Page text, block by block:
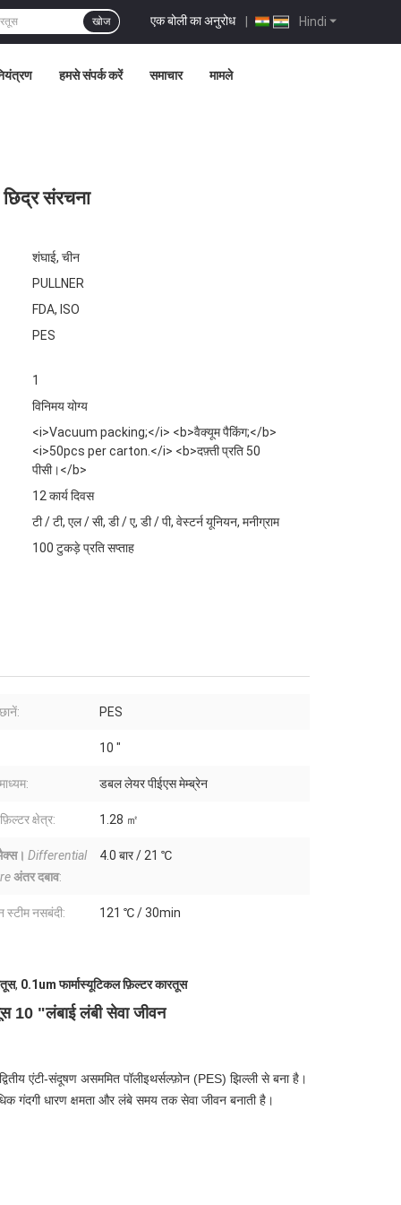
Hindi
एक बोली का अनुरोध |
खोज
हमसे संपर्क करें समाचार मामले
संरचना
शंघाई, चीन
PULLNER
FDA, ISO
PES
1
विनिमय योग्य
<i>Vacuum packing;</i> <b>वैक्यूम पैकिंग;</b>
<i>50pcs per carton.</i> <b>दफ़्ती प्रति 50
पीसी।</b>
12 कार्य दिवस
टी / टी, एल / सी, डी / ए, डी / पी, वेस्टर्न यूनियन, मनीग्राम
100 टुकड़े प्रति सप्ताह
PES
10 "
डबल लेयर पीईएस मेम्ब्रेन
क्षेत्र: 1.28 ㎡
Differential
अंतर दबाव:
4.0 बार / 21 ℃
स्टीम नसबंदी: 121 ℃ / 30min
, 0.1um फार्मास्यूटिकल फ़िल्टर कारतूस
10 "लंबाई लंबी सेवा जीवन
एंटी-संदूषण असममित पॉलीइथर्सल्फ़ोन (PES) झिल्ली से बना है।
गंदगी धारण क्षमता और लंबे समय तक सेवा जीवन बनाती है।